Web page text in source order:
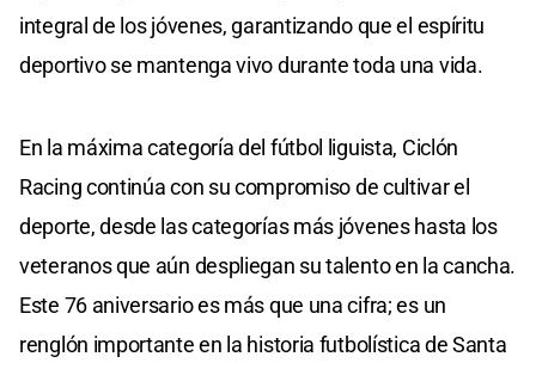
integral de los jóvenes, garantizando que el espíritu
deportivo se mantenga vivo durante toda una vida.
En la máxima categoría del fútbol liguista, Ciclón
Racing continúa con su compromiso de cultivar el
deporte, desde las categorías más jóvenes hasta los
veteranos que aún despliegan su talento en la cancha.
Este 76 aniversario es más que una cifra; es un
renglón importante en la historia futbolística de Santa